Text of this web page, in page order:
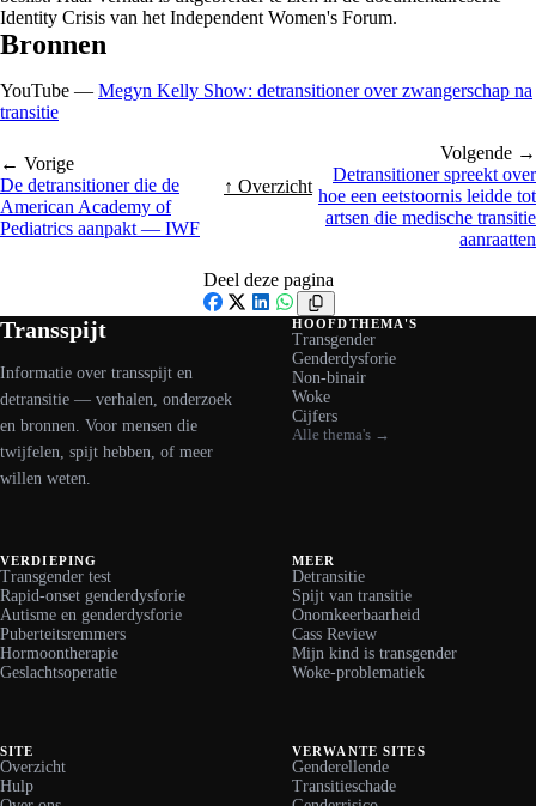
Identity Crisis van het Independent Women's Forum.
Bronnen
YouTube — Megyn Kelly Show: detransitioner over zwangerschap na
transitie
← Vorige
De detransitioner die de
American Academy of
Pediatrics aanpakt — IWF
↑ Overzicht
Volgende →
Detransitioner spreekt over
hoe een eetstoornis leidde tot
artsen die medische transitie
aanraatten
Deel deze pagina
Facebook
X LinkedIn
WhatsApp
Transspijt
Informatie over transspijt en
detransitie — verhalen, onderzoek
en bronnen. Voor mensen die
twijfelen, spijt hebben, of meer
willen weten.
HOOFDTHEMA'S
Transgender
Genderdysforie
Non-binair
Woke
Cijfers
Alle thema's →
VERDIEPING
Transgender test
Rapid-onset genderdysforie
Autisme en genderdysforie
Puberteitsremmers
Hormoontherapie
Geslachtsoperatie
MEER
Detransitie
Spijt van transitie
Onomkeerbaarheid
Cass Review
Mijn kind is transgender
Woke-problematiek
SITE
Overzicht
Hulp
VERWANTE SITES
Genderellende
Transitieschade